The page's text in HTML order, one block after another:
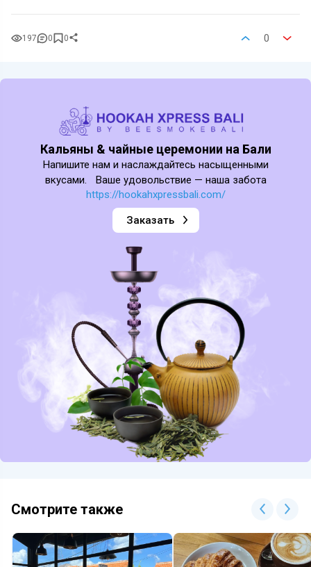
197 0 0 0
Кальяны & чайные церемонии на Бали
Напишите нам и наслаждайтесь насыщенными
вкусами. Ваше удовольствие — наша забота
https://hookahxpressbali.com/
Заказать
Смотрите также